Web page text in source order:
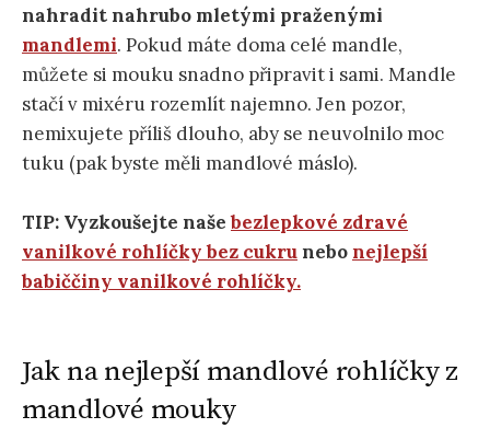
nahradit nahrubo mletými praženými
mandlemi. Pokud máte doma celé mandle,
můžete si mouku snadno připravit i sami. Mandle
stačí v mixéru rozemlít najemno. Jen pozor,
nemixujete příliš dlouho, aby se neuvolnilo moc
tuku (pak byste měli mandlové máslo).
TIP: Vyzkoušejte našebezlepkové zdravé
vanilkové rohlíčky bez cukrunebonejlepší
babiččiny vanilkové rohlíčky.
Jak na nejlepší mandlové rohlíčky z
mandlové mouky